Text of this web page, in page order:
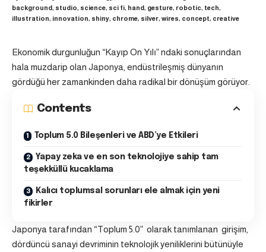
background, studio, science, sci fi, hand, gesture, robotic, tech,
illustration, innovation, shiny, chrome, silver, wires, concept, creative
Ekonomik durgunluğun “Kayıp On Yılı” ndaki sonuçlarından
hala muzdarip olan Japonya, endüstrileşmiş dünyanın
gördüğü her zamankinden daha radikal bir dönüşüm görüyor.
Contents
Toplum 5.0 Bileşenleri ve ABD’ye Etkileri
Yapay zeka ve en son teknolojiye sahip tam
teşekküllü kucaklama
Kalıcı toplumsal sorunları ele almak için yeni
fikirler
Japonya tarafından “Toplum 5.0” olarak tanımlanan girişim,
dördüncü sanayi devriminin teknolojik yeniliklerini bütünüyle